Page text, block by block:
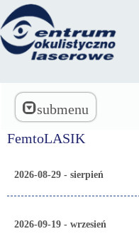
submenu
FemtoLASIK
2026-08-29 - sierpień
2026-09-19 - wrzesień